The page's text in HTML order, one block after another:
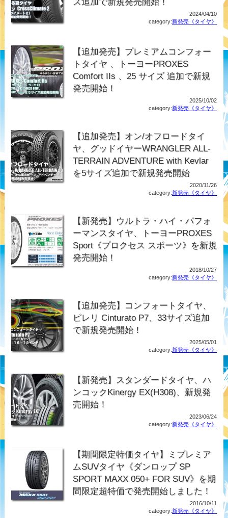
2024/04/10
category:新発売《タイヤ》
【追加発売】プレミアムコンフォー
トタイヤ 、トーヨーPROXES
Comfort IIs 、25 サイズ 追加で新規
発売開始！
2025/10/02
category:新発売《タイヤ》
【追加発売】オン/オフロードタイ
ヤ、グッドイヤーWRANGLER ALL-
TERRAIN ADVENTURE with Kevlar
を5サイズ追加で新規発売開始
2020/11/26
category:新発売《タイヤ》
【新発売】ウルトラ・ハイ・パフォ
ーマンスタイヤ、トーヨーPROXES
Sport《プロクセス スポーツ》を新規
発売開始！
2018/10/27
category:新発売《タイヤ》
【追加発売】コンフォートタイヤ、
ピレリ Cinturato P7、33サイズ追加
で新規発売開始！
2025/05/01
category:新発売《タイヤ》
【新発売】スタンダードタイヤ、ハ
ンコックKinergy EX(H308)、新規発
売開始！
2023/06/24
category:新発売《タイヤ》
【期間限定特価タイヤ】ミプレミア
ムSUVタイヤ《ダンロップ SP
SPORT MAXX 050+ FOR SUV》を期
間限定超特価で発売開始しました！
2016/10/11
category:新発売《タイヤ》